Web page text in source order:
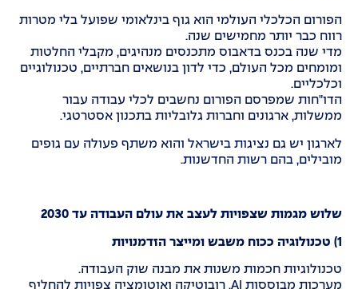
הפורום הכלכלי העולמי הוא גוף בינלאומי שפועל בלי מטרות
רווח כבר יותר מחמישים שנה.
מדי שנה בכנס בדאבוס מתכנסים מנהיגים, מקבלי החלטות
ומומחים מכל העולם, כדי לדון בנושאים חברתיים, טכנולוגיים
וכלכליים.
הדו"חות שמפרסם הפורום נחשבים לכלי עבודה עבור
ממשלות, ארגונים וחברות גלובליות בתכנון אסטרטגי.
לארגון יש גם נציגות בישראל והוא משתף פעולה עם גופים
מובילים, בהם רשות החדשנות.
שלוש מגמות שצפויות לעצב את עולם העבודה עד 2030
1) טכנולוגיה ככוח משבש ומייצר הזדמנויות
טכנולוגיות חכמות משנות את מבנה שוק העבודה.
מערכות מבוססות AI, רובוטיקה ואוטומציה צפויות להחליף